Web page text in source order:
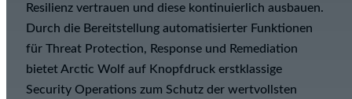
Resilienz vertrauen und diese kontinuierlich ausbauen.
Durch die Bereitstellung automatisierter Funktionen
für Threat Protection, Response und Remediation
bietet Arctic Wolf auf Knopfdruck erstklassige
Security Operations zum Schutz der wertvollsten